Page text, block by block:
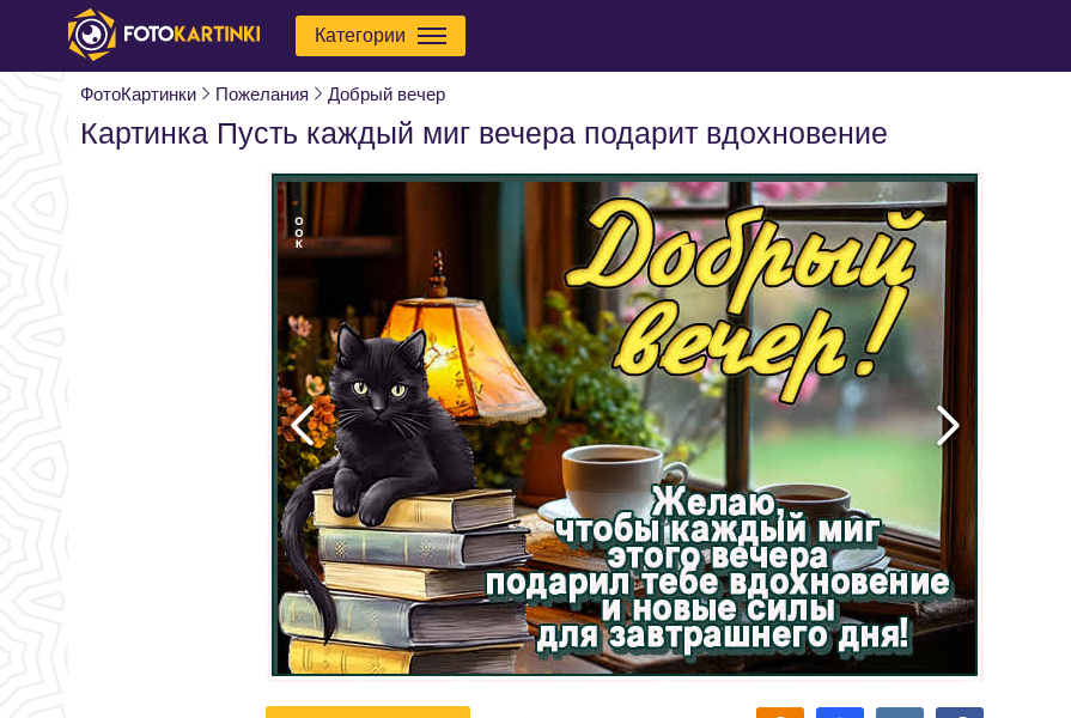
Категории
ФотоКартинки Пожелания Добрый вечер
Картинка Пусть каждый миг вечера подарит вдохновение